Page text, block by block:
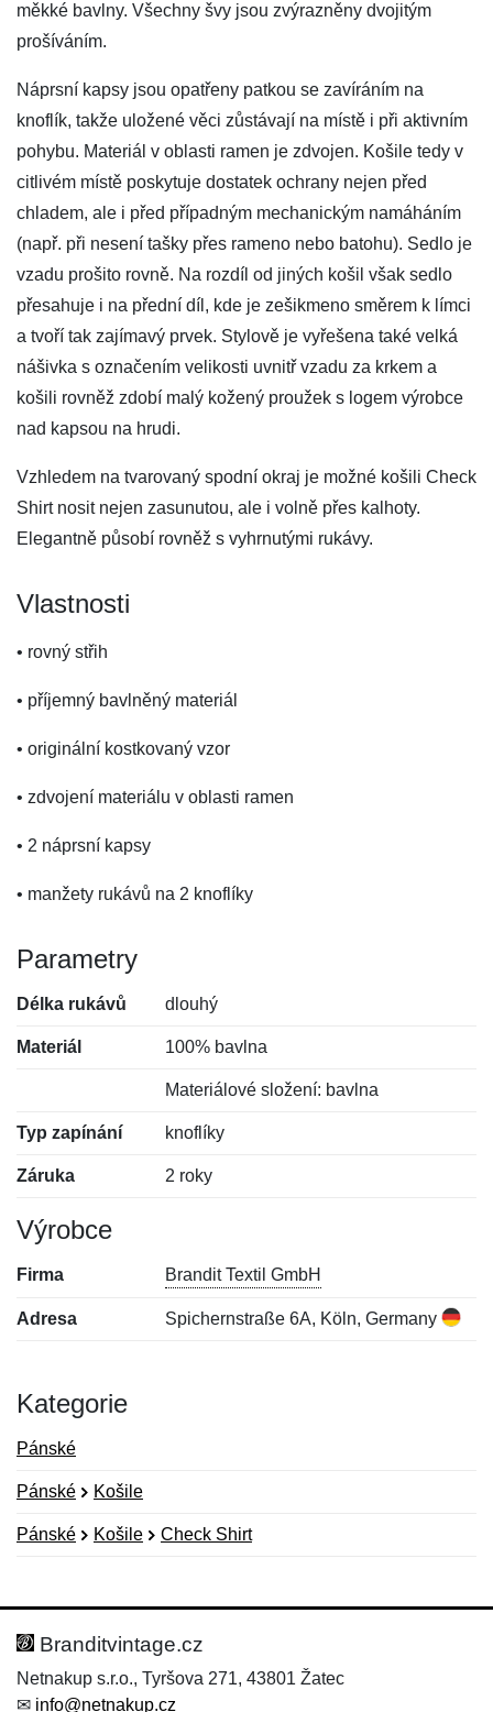
měkké bavlny. Všechny švy jsou zvýrazněny dvojitým
prošíváním.
Náprsní kapsy jsou opatřeny patkou se zavíráním na
knoflík, takže uložené věci zůstávají na místě i při aktivním
pohybu. Materiál v oblasti ramen je zdvojen. Košile tedy v
citlivém místě poskytuje dostatek ochrany nejen před
chladem, ale i před případným mechanickým namáháním
(např. při nesení tašky přes rameno nebo batohu). Sedlo je
vzadu prošito rovně. Na rozdíl od jiných košil však sedlo
přesahuje i na přední díl, kde je zešikmeno směrem k límci
a tvoří tak zajímavý prvek. Stylově je vyřešena také velká
nášivka s označením velikosti uvnitř vzadu za krkem a
košili rovněž zdobí malý kožený proužek s logem výrobce
nad kapsou na hrudi.
Vzhledem na tvarovaný spodní okraj je možné košili Check
Shirt nosit nejen zasunutou, ale i volně přes kalhoty.
Elegantně působí rovněž s vyhrnutými rukávy.
Vlastnosti
• rovný střih
• příjemný bavlněný materiál
• originální kostkovaný vzor
• zdvojení materiálu v oblasti ramen
• 2 náprsní kapsy
• manžety rukávů na 2 knoflíky
Parametry
Délka rukávů dlouhý
Materiál 100% bavlna
Materiálové složení: bavlna
Typ zapínání knoflíky
Záruka 2 roky
Výrobce
Firma Brandit Textil GmbH
Adresa Spichernstraße 6A, Köln, Germany
Kategorie
Pánské
Pánské Košile
Pánské Košile Check Shirt
Hodnocení:
Jméno:
Branditvintage.cz
Netnakup s.r.o., Tyršova 271, 43801 Žatec
✉ info@netnakup.cz